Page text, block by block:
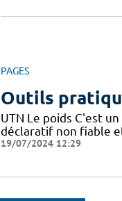
PAGES
Outils
UTN Le poids C'est
déclaratif non fiable
19/07/2024 12:29